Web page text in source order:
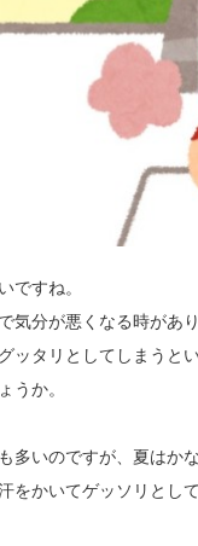
ですね。
気分が悪くなる時があり
ッタリとしてしまうと
うか。
多いのですが、夏はか
をかいてゲッソリとし